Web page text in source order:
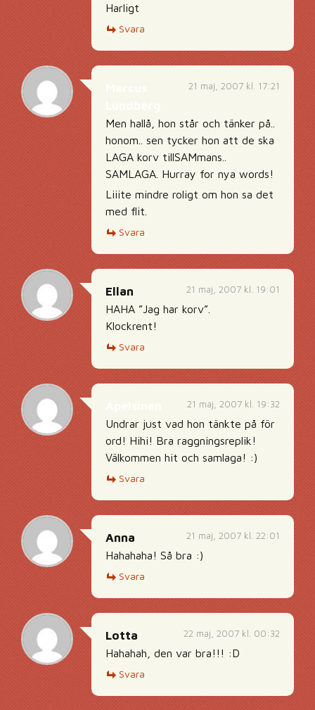
Harligt
Svara
21 maj, 2007 kl. 17:21
Men hallå, hon står och tänker på..
honom.. sen tycker hon att de ska
LAGA korv tillSAMmans..
SAMLAGA. Hurray for nya words!
Liiite mindre roligt om hon sa det
med flit.
Svara
21 maj, 2007 kl. 19:01
Ellan
HAHA ”Jag har korv”.
Klockrent!
Svara
21 maj, 2007 kl. 19:32
Undrar just vad hon tänkte på för
ord! Hihi! Bra raggningsreplik!
Välkommen hit och samlaga! :)
Svara
21 maj, 2007 kl. 22:01
Anna
Hahahaha! Så bra :)
Svara
22 maj, 2007 kl. 00:32
Lotta
Hahahah, den var bra!!! :D
Svara